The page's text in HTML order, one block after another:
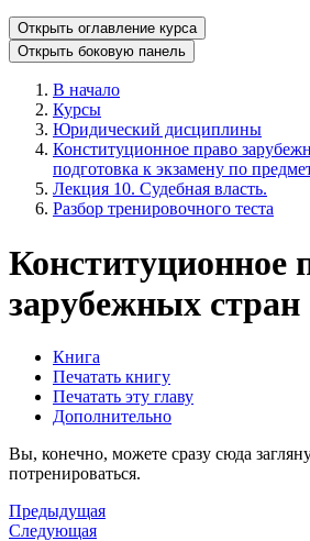
Открыть оглавление курса
Открыть боковую панель
В начало
Курсы
Юридический дисциплины
Конституционное право
подготовка к экзамену по
Лекция 10. Судебная власть.
Разбор тренировочного теста
Конституционное
зарубежных стран
Книга
Печатать книгу
Печатать эту главу
Дополнительно
Вы, конечно, можете сразу сюда
потренироваться.
Предыдущая
Следующая